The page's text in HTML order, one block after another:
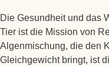
Die Gesundheit und das
Tier ist die Mission von
Algenmischung, die den
Gleichgewicht bringt, ist